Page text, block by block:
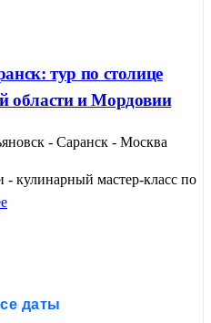
тур по столице
области и Мордовии
- Саранск - Москва
- кулинарный мастер-класс по
даты